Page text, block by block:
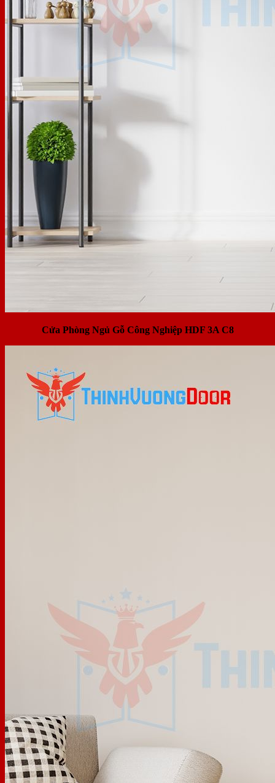
Cửa Phòng Ngủ Gỗ Công Nghiệp HDF 3A C8